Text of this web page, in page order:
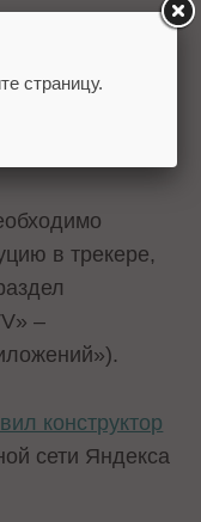
после
атрибуция
в трекере,
–
конструктор
сети Яндекса
страницу.